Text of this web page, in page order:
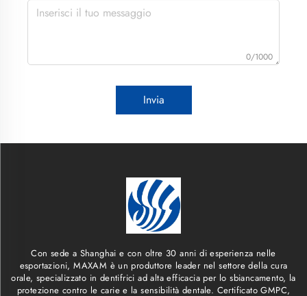
0/1000
Invia
Con sede a Shanghai e con oltre 30 anni di esperienza nelle
esportazioni, MAXAM è un produttore leader nel settore della cura
orale, specializzato in dentifrici ad alta efficacia per lo sbiancamento, la
protezione contro le carie e la sensibilità dentale. Certificato GMPC,